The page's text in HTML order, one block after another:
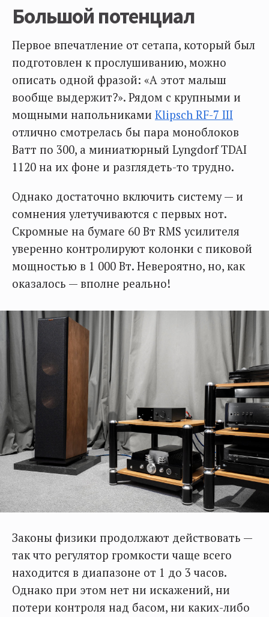
Большой потенциал
Первое впечатление от сетапа, который был
подготовлен к прослушиванию, можно
описать одной фразой: «А этот малыш
вообще выдержит?». Рядом с крупными и
мощными напольниками Klipsch RF-7 III
отлично смотрелась бы пара моноблоков
Ватт по 300, а миниатюрный Lyngdorf TDAI
1120 на их фоне и разглядеть-то трудно.
Однако достаточно включить систему — и
сомнения улетучиваются с первых нот.
Скромные на бумаге 60 Вт RMS усилителя
уверенно контролируют колонки с пиковой
мощностью в 1 000 Вт. Невероятно, но, как
оказалось — вполне реально!
Законы физики продолжают действовать —
так что регулятор громкости чаще всего
находится в диапазоне от 1 до 3 часов.
Однако при этом нет ни искажений, ни
потери контроля над басом, ни каких-либо